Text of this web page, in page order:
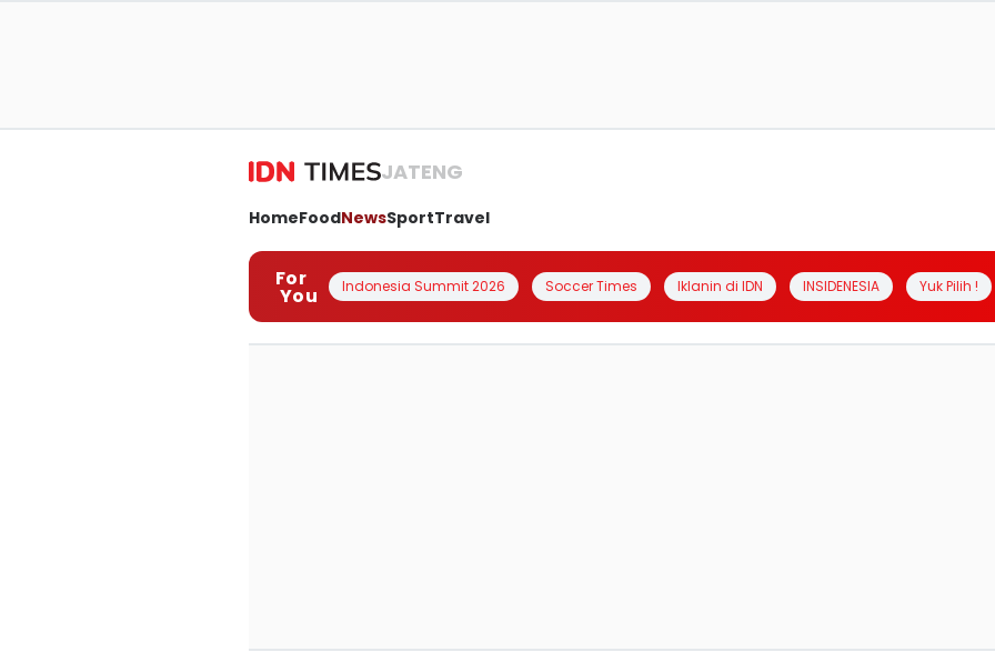
JATENG
HomeFoodNewsSportTravel
For
You Indonesia Summit 2026 Soccer Times Iklanin di IDN INSIDENESIA Yuk Pilih !